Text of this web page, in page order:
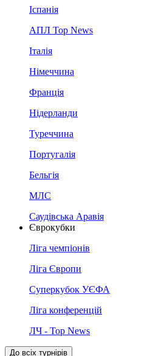
Іспанія
АПЛ Top News
Італія
Німеччина
Франція
Нідерланди
Туреччина
Португалія
Бельгія
МЛС
Саудівська Аравія
Єврокубки
Ліга чемпіонів
Ліга Європи
Суперкубок УЄФА
Ліга конференцій
ЛЧ - Top News
До всіх турнірів